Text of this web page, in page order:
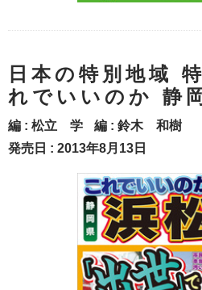
日本の特別地域
れでいいのか 静
編 : 松立 学 編 : 鈴木 和樹
発売日 : 2013年8月13日